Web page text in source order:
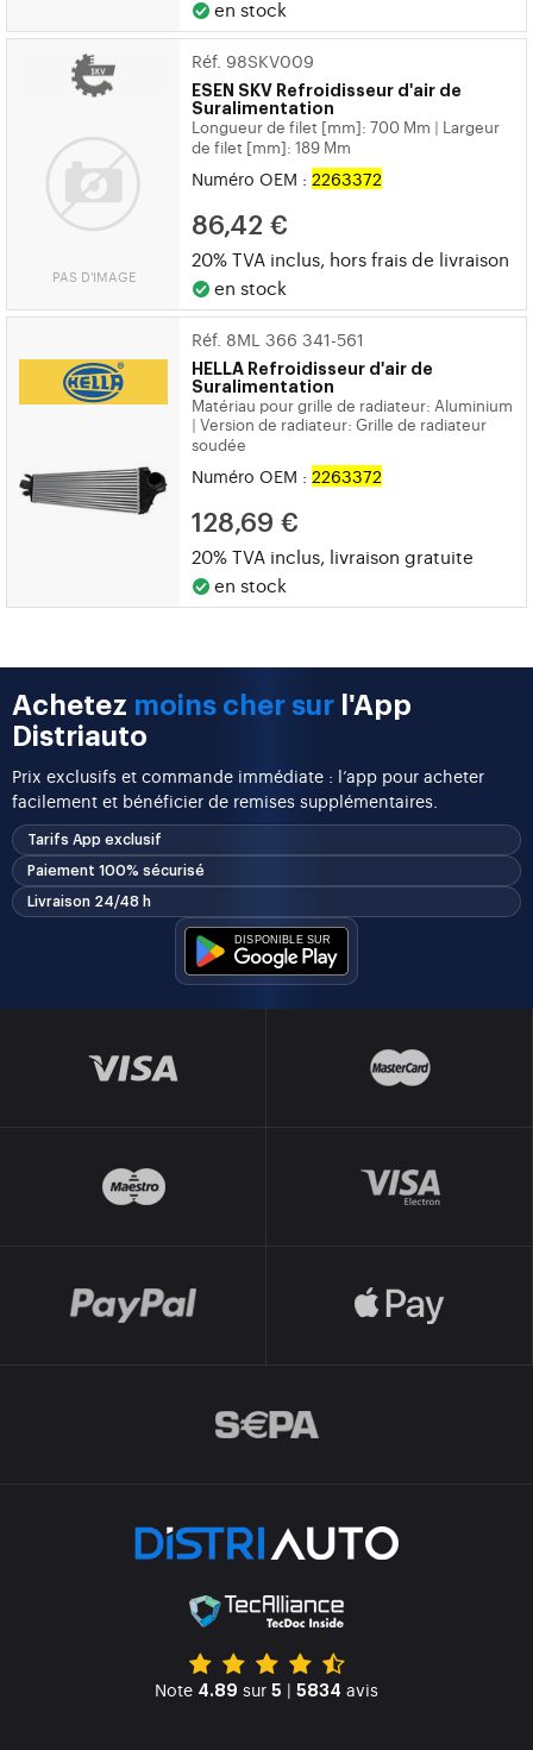
en stock
PAS D'IMAGE
Réf. 98SKV009
ESEN SKV Refroidisseur d'air de
Suralimentation
Longueur de filet [mm]: 700 Mm
Largeur
de filet [mm]: 189 Mm
Numéro OEM :2263372
86,42 €
20% TVA inclus, horsfrais de livraison
en stock
Réf. 8ML 366 341-561
HELLA Refroidisseur d'air de
Suralimentation
Matériau pour grille de radiateur: Aluminium
Version de radiateur: Grille de radiateur
soudée
Numéro OEM :2263372
128,69 €
20% TVA inclus, livraison gratuite
en stock
Achetez moins cher sur l'App
Distriauto
Prix exclusifs et commande immédiate : l’app pour acheter
facilement et bénéficier de remises supplémentaires.
Tarifs App exclusif
Paiement 100% sécurisé
Livraison 24/48 h
Note 4.89 sur 5 | 5834 avis